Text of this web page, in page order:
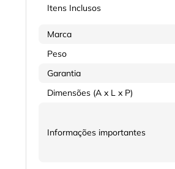
Itens Inclusos
Marca
Peso
Garantia
Dimensões (A x L x P)
Informações importantes